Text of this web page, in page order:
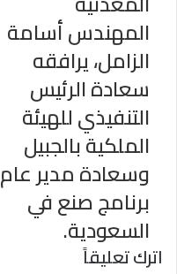
المهندس أسامة
الزامل، يرافقه
سعادة الرئيس
التنفيذي للهيئة
الملكية بالجبيل
وسعادة مدير عام
برنامج صنع في
السعودية.
اترك تعليقاً